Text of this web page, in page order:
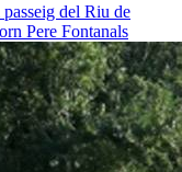
del Riu de
Pere Fontanals